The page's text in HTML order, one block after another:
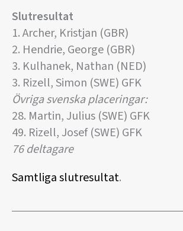
Slutresultat
1. Archer, Kristjan (GBR)
2. Hendrie, George (GBR)
3. Kulhanek, Nathan (NED)
3. Rizell, Simon (SWE) GFK
Övriga svenska placeringar:
28. Martin, Julius (SWE) GFK
49. Rizell, Josef (SWE) GFK
76 deltagare
Samtliga slutresultat.